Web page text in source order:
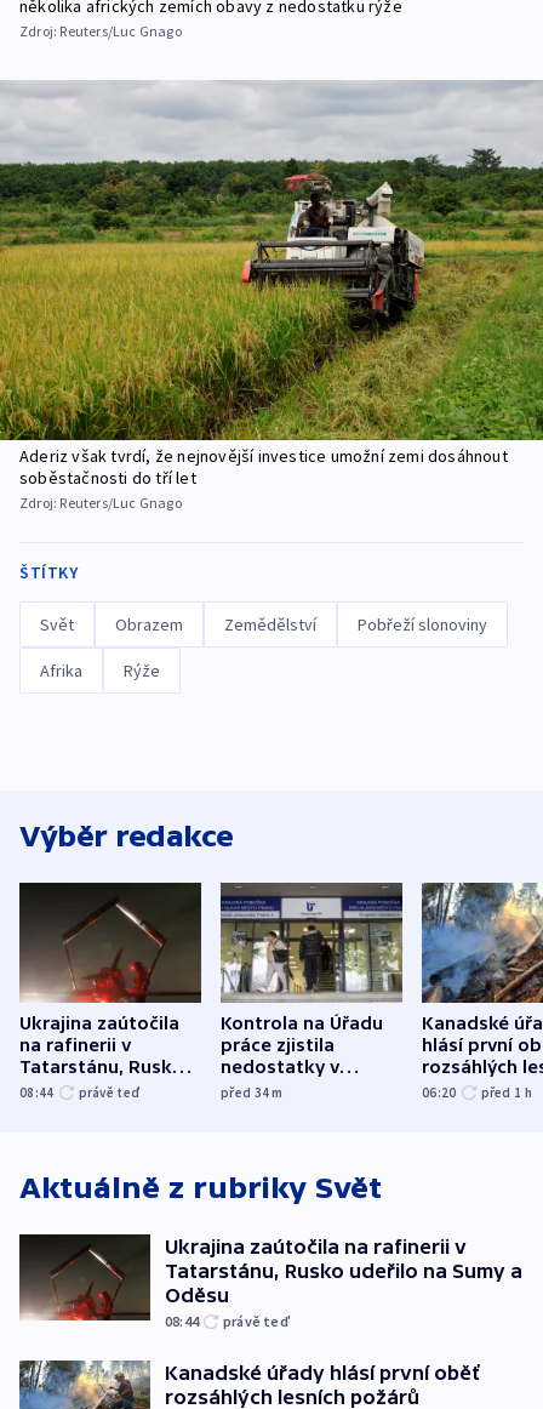
několika afrických zemích obavy z nedostatku rýže
Zdroj: Reuters/Luc Gnago
Aderiz však tvrdí, že nejnovější investice umožní zemi dosáhnout
soběstačnosti do tří let
Zdroj: Reuters/Luc Gnago
ŠTÍTKY
Svět Obrazem Zemědělství Pobřeží slonoviny
Afrika Rýže
Výběr redakce
Ukrajina zaútočila
na rafinerii v
Tatarstánu, Rusko
udeřilo na Sumy a
08:44 právě teď
Kontrola na Úřadu
práce zjistila
nedostatky v
účetnictví za 5,6
před 34m
Kanadské
hlásí první
rozsáhlých
požárů
06:20 před 1 h
Aktuálně z rubriky Svět
Ukrajina zaútočila na rafinerii v
Tatarstánu, Rusko udeřilo na Sumy a
Oděsu
08:44 právě teď
Kanadské úřady hlásí první oběť
rozsáhlých lesních požárů